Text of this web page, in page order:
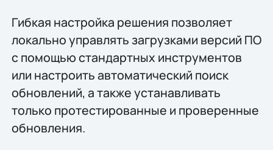
Гибкая настройка решения позволяет
локально управлять загрузками версий ПО
с помощью стандартных инструментов
или настроить автоматический поиск
обновлений, а также устанавливать
только протестированные и проверенные
обновления.